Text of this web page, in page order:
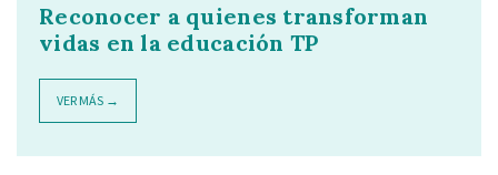
Reconocer a quienes transforman
vidas en la educación TP
VER MÁS →